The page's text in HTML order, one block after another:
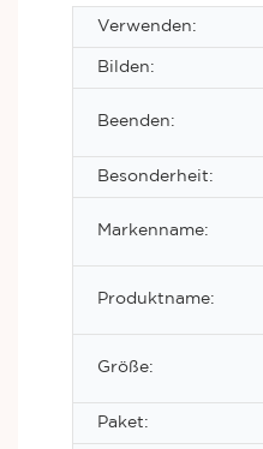
Verwenden:
Bilden:
Beenden:
Besonderheit:
Markenname:
Produktname:
Größe:
Paket: